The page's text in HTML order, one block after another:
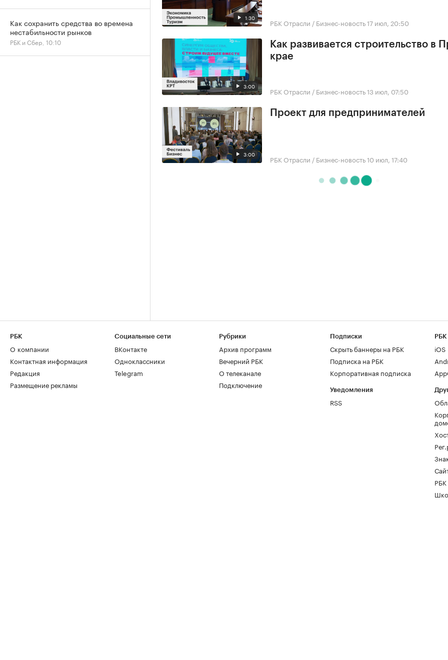
1:30 РБК Отрасли / Бизнес-новость17 июл, 20:50
3:00
Как развивается строительство в
крае
РБК Отрасли / Бизнес-новость13 июл, 07:50
3:00
Проект для предпринимателей
РБК Отрасли / Бизнес-новость10 июл, 17:40
Как сохранить средства во времена
нестабильности рынков
РБК и Сбер, 10:10
РБК
О компании
Контактная информация
Редакция
Размещение рекламы
Социальные сети
ВКонтакте
Одноклассники
Telegram
Рубрики
Архив программ
Вечерний РБК
О телеканале
Подключение
Подписки
Скрыть баннеры на РБК
Подписка на РБК
Корпоративная подписка
Уведомления
RSS
РБК
iOS